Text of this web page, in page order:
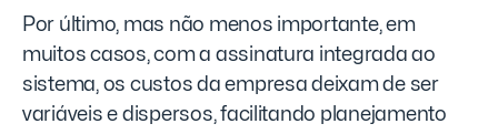
Por último, mas não menos importante, em
muitos casos, com a assinatura integrada ao
sistema, os custos da empresa deixam de ser
variáveis e dispersos, facilitando planejamento